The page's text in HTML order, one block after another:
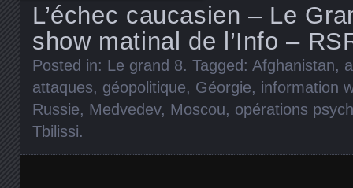
L’échec caucasien – Le
show matinal de l’Info –
Posted in: Le grand 8. Tagged: Afghanistan,
attaques, géopolitique, Géorgie, information
Russie, Medvedev, Moscou, opérations
Tbilissi.